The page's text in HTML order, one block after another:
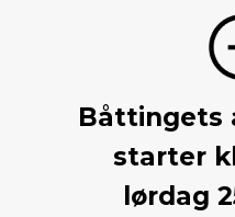
Båttingets
starter
lørdag